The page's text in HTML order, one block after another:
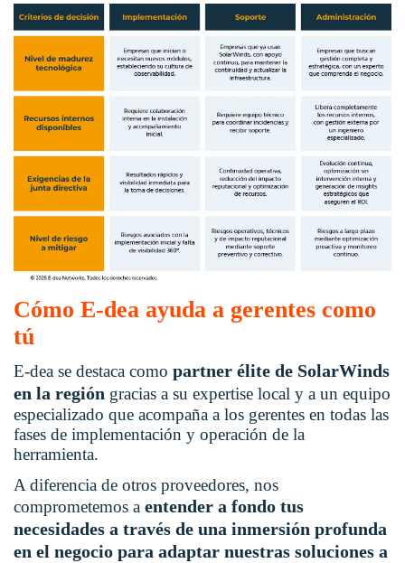
Cómo E-dea ayuda a gerentes como
tú
E-dea se destaca como partner élite de SolarWinds
en la región gracias a su expertise local y a un equipo
especializado que acompaña a los gerentes en todas las
fases de implementación y operación de la
herramienta.
A diferencia de otros proveedores, nos
comprometemos a entender a fondo tus
necesidades a través de una inmersión profunda
en el negocio para adaptar nuestras soluciones a